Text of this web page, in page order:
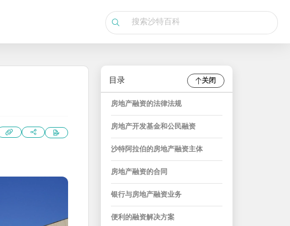
目录 关闭
房地产融资的法律法规
房地产开发基金和公民融资
沙特阿拉伯的房地产融资主体
房地产融资的合同
银行与房地产融资业务
便利的融资解决方案